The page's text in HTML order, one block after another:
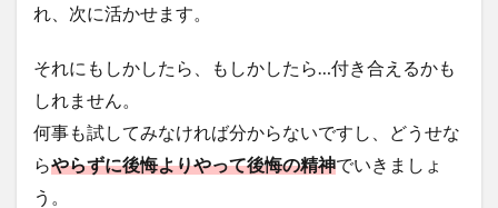
れ、次に活かせます。
それにもしかしたら、もしかしたら…付き合えるかも
しれません。
何事も試してみなければ分からないですし、どうせな
らやらずに後悔よりやって後悔の精神でいきましょ
う。